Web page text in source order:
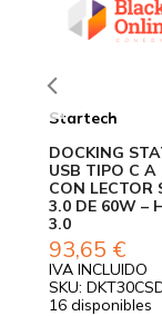
Startech
DOCKING
USB TIPO C A
CON LECTOR
3.0 DE 60W –
3.0
93,65 €
IVA INCLUIDO
SKU:
16 disponibles